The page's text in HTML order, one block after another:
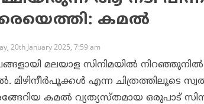
കമൽ
20th January 2025, 7:59 am
മലയാള സിനിമയിൽ
മിഴിനീർപൂക്കൾ എന്ന ചിത്രത്തിലൂടെ
കമൽ വ്യത്യസ്തമായ ഒരുപാട്